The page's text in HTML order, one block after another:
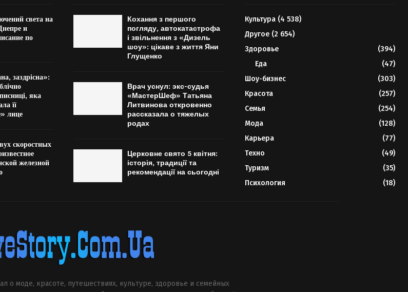
света на
и
по
заздрісна»:
яка
її
лице
скоростных
железной
Кохання з першого
погляду, автокатастрофа
і звільнення з «Дизель
шоу»: цікаве з життя Яни
Глущенко
Врач уснул: экс-судья
«МастерШеф» Татьяна
Литвинова откровенно
рассказала о тяжелых
родах
Церковне свято 5 квітня:
історія, традиції та
рекомендації на сьогодні
Культура(4 538)
Другое(2 654)
Здоровье
(394)
Еда
(47)
Шоу-бизнес
(303)
Красота
(257)
Семья
(254)
Мода
(128)
Карьера
(77)
Техно
(49)
Туризм
(35)
Психология
(18)
о моде, красоте, путешествиях, культуре, здоровье и семейных